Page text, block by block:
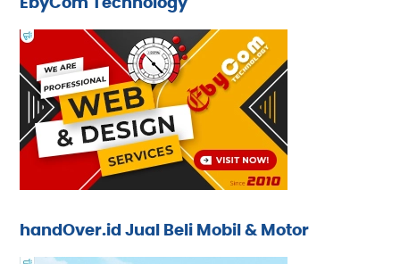
EbyCom Technology
handOver.id Jual Beli Mobil & Motor